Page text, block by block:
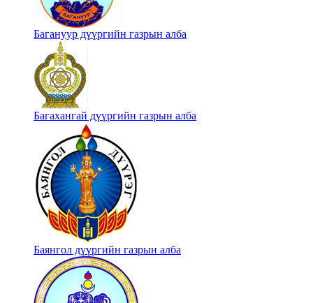
Багануур дүүргийн газрын алба
Багахангай дүүргийн газрын алба
Баянгол дүүргийн газрын алба